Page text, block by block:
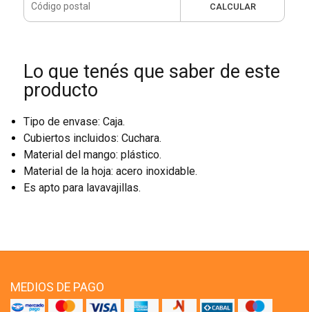
CALCULAR
Lo que tenés que saber de este
producto
Tipo de envase: Caja.
Cubiertos incluidos: Cuchara.
Material del mango: plástico.
Material de la hoja: acero inoxidable.
Es apto para lavavajillas.
MEDIOS DE PAGO